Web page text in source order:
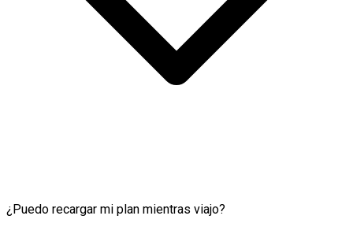
¿Puedo recargar mi plan mientras viajo?